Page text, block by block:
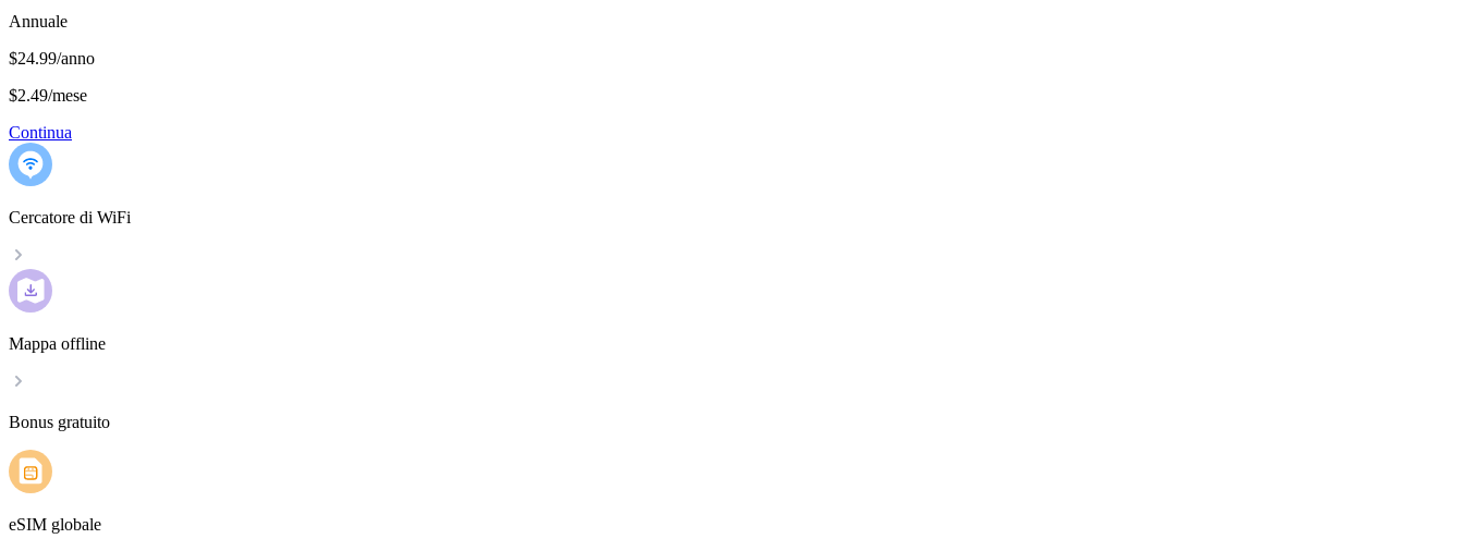
Annuale
$24.99/anno
$2.49/mese
Continua
Cercatore di WiFi
Mappa offline
Bonus gratuito
eSIM globale